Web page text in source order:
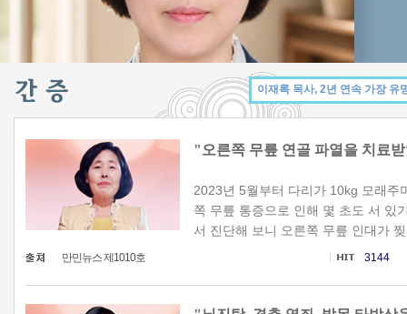
"오른쪽 무릎 연골 파열을 치료
2023년 5월부터 다리가 10kg 모래주
쪽 무릎 통증으로 인해 몇 초도 서 있
서 진단해 보니 오른쪽 무릎 인대가
만민뉴스 제1010호 3144